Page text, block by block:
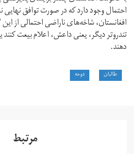
احتمال وجود دارد که در صورت توافق نهایی
افغانستان، شاخه‌های ناراضی احتمالی از
تندروتر دیگر، یعنی داعش، اعلام بیعت
دهند.
طالبان دوحه
مرتبط